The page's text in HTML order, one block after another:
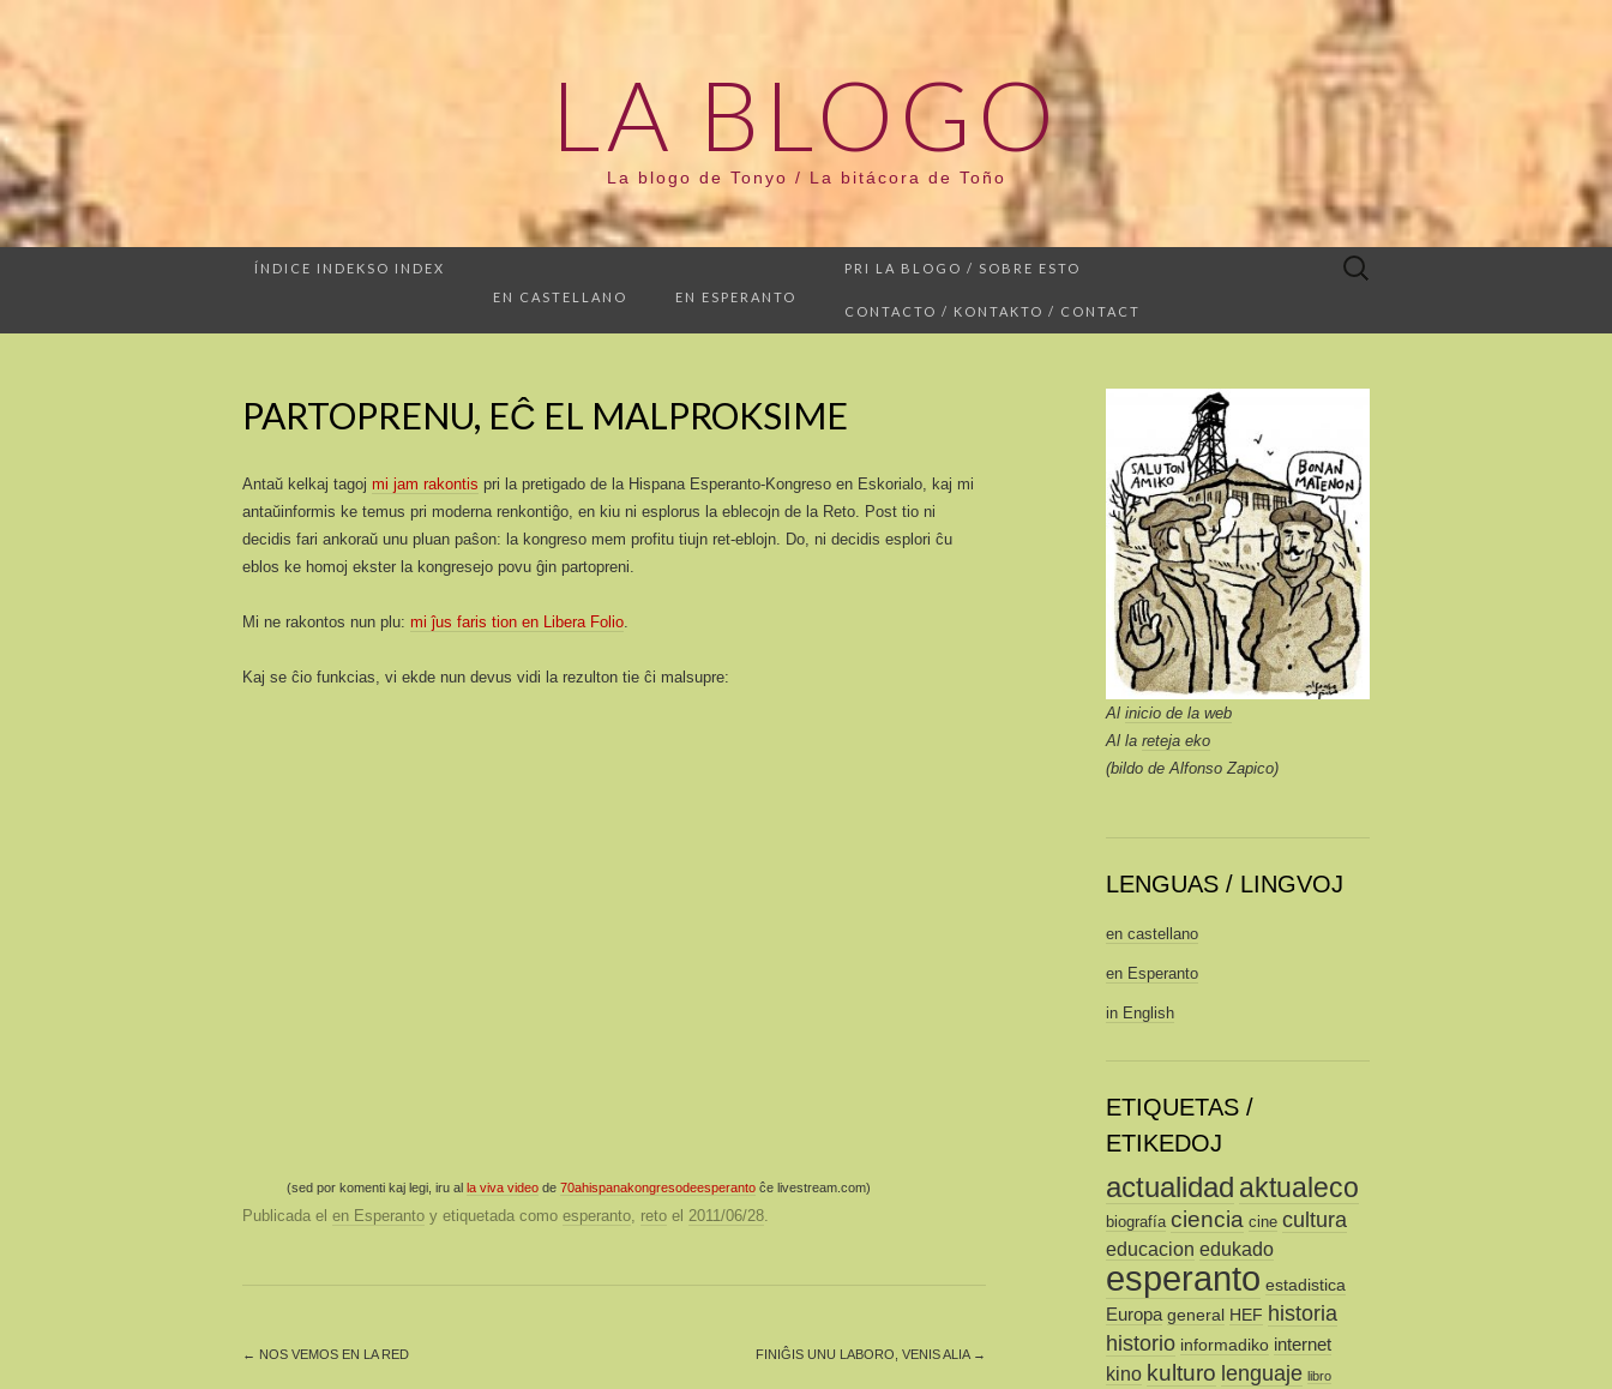
LA BLOGO
La blogo de Tonyo / La bitácora de Toño
ÍNDICE INDEKSO INDEX
EN CASTELLANO
EN ESPERANTO
PRI LA BLOGO / SOBRE ESTO
CONTACTO / KONTAKTO / CONTACT
Buscar:
PARTOPRENU, EĈ EL MALPROKSIME
Antaŭ kelkaj tagoj mi jam rakontis pri la pretigado de la Hispana Esperanto-Kongreso en Eskorialo, kaj mi
antaŭinformis ke temus pri moderna renkontiĝo, en kiu ni esplorus la eblecojn de la Reto. Post tio ni
decidis fari ankoraŭ unu pluan paŝon: la kongreso mem profitu tiujn ret-eblojn. Do, ni decidis esplori ĉu
eblos ke homoj ekster la kongresejo povu ĝin partopreni.
Mi ne rakontos nun plu: mi ĵus faris tion en Libera Folio.
Kaj se ĉio funkcias, vi ekde nun devus vidi la rezulton tie ĉi malsupre:
(sed por komenti kaj legi, iru al la viva videode 70ahispanakongresodeesperantoĉe livestream.com)
Publicada el en Esperanto y etiquetada como esperanto, reto el 2011/06/28.
← NOS VEMOS EN LA RED FINIĜIS UNU LABORO, VENIS ALIA →
Al inicio de la web
Al la reteja eko
(bildo de Alfonso Zapico)
LENGUAS / LINGVOJ
en castellano
en Esperanto
in English
ETIQUETAS /
ETIKEDOJ
actualidad aktualeco
biografía ciencia cine cultura
educacion edukado
esperanto estadistica
Europa general HEF historia
historio informadiko internet
kino kulturo lenguaje libro